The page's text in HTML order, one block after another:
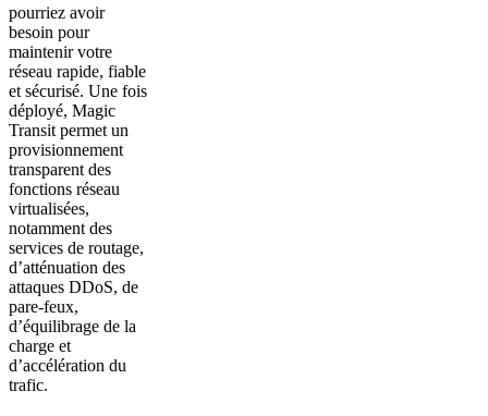
pourriez avoir
besoin pour
maintenir votre
réseau rapide, fiable
et sécurisé. Une fois
déployé, Magic
Transit permet un
provisionnement
transparent des
fonctions réseau
virtualisées,
notamment des
services de routage,
d’atténuation des
attaques DDoS, de
pare-feux,
d’équilibrage de la
charge et
d’accélération du
trafic.